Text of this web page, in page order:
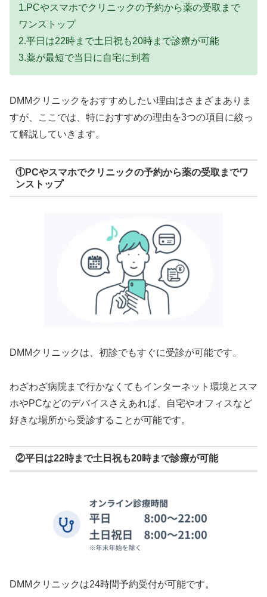
1.PCやスマホでクリニックの予約から薬の受取まで
ワンストップ
2.平日は22時まで土日祝も20時まで診療が可能
3.薬が最短で当日に自宅に到着
DMMクリニックをおすすめしたい理由はさまざまありま
すが、ここでは、特におすすめの理由を3つの項目に絞っ
て解説していきます。
①PCやスマホでクリニックの予約から薬の受取までワ
ンストップ
DMMクリニックは、初診でもすぐに受診が可能です。
わざわざ病院まで行かなくてもインターネット環境とスマ
ホやPCなどのデバイスさえあれば、自宅やオフィスなど
好きな場所から受診することが可能です。
②平日は22時まで土日祝も20時まで診療が可能
DMMクリニックは24時間予約受付が可能です。